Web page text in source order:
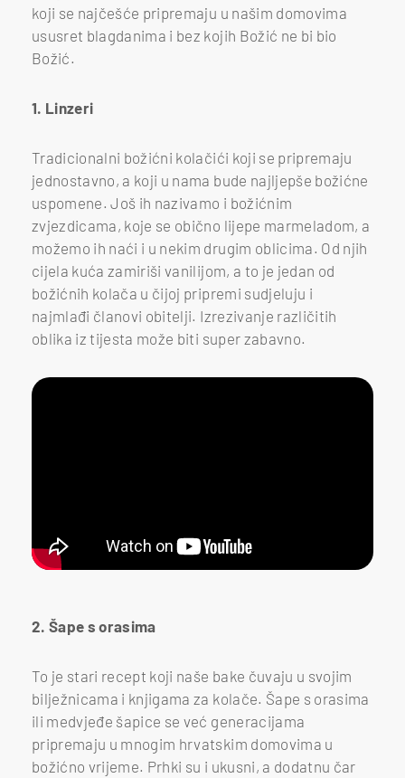
koji se najčešće pripremaju u našim domovima
ususret blagdanima i bez kojih Božić ne bi bio
Božić.
1. Linzeri
Tradicionalni božićni kolačići koji se pripremaju
jednostavno, a koji u nama bude najljepše božićne
uspomene. Još ih nazivamo i božićnim
zvjezdicama, koje se obično lijepe marmeladom, a
možemo ih naći i u nekim drugim oblicima. Od njih
cijela kuća zamiriši vanilijom, a to je jedan od
božićnih kolača u čijoj pripremi sudjeluju i
najmlađi članovi obitelji. Izrezivanje različitih
oblika iz tijesta može biti super zabavno.
2. Šape s orasima
To je stari recept koji naše bake čuvaju u svojim
bilježnicama i knjigama za kolače. Šape s orasima
ili medvjeđe šapice se već generacijama
pripremaju u mnogim hrvatskim domovima u
božićno vrijeme. Prhki su i ukusni, a dodatnu čar